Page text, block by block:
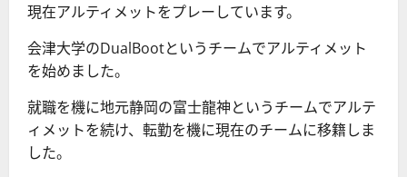
現在アルティメットをプレーしています。
会津大学のDualBootというチームでアルティメット
を始めました。
就職を機に地元静岡の富士龍神というチームでアルテ
ィメットを続け、転勤を機に現在のチームに移籍しま
した。